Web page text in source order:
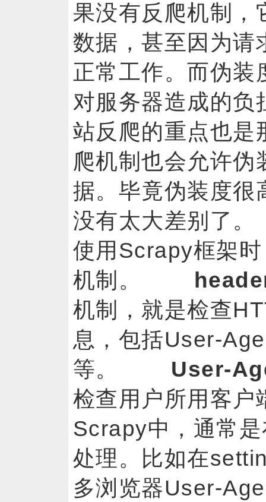
果没有反爬机制，
数据，甚至因为请
正常工作。而伪装
对服务器造成的负
站反爬的重点也是
爬机制也会允许伪
据。毕竟伪装度很
没有太大差别了
使用Scrapy框架
机制。
机制，就是检查
息，包括User-
等。 User-
检查用户所用客户
Scrapy中，通常
处理。比如在
多浏览器User-